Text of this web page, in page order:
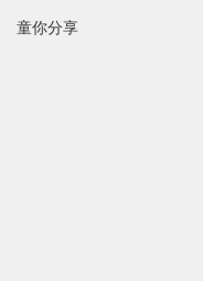
童你分享